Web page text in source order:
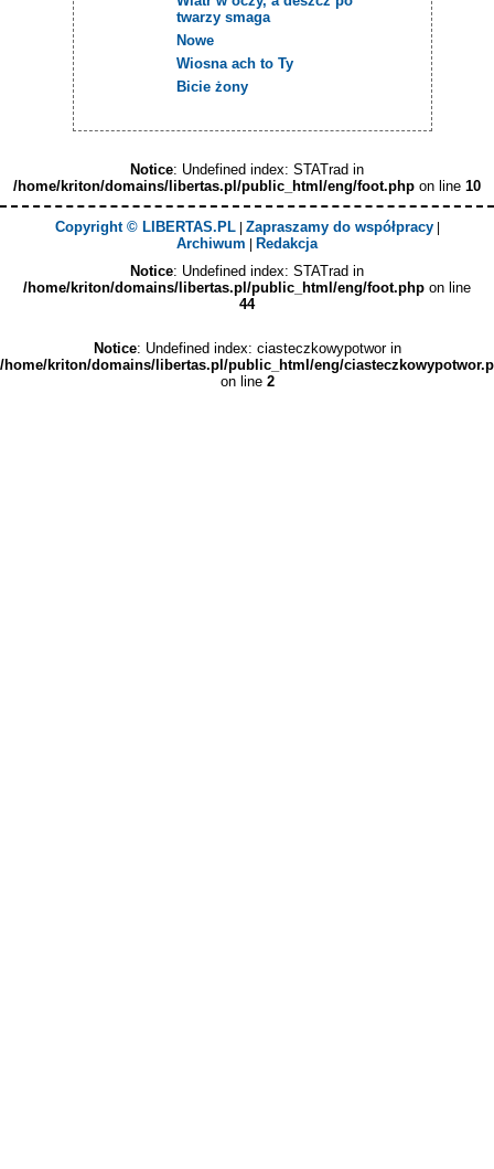
twarzy smaga
Nowe
Wiosna ach to Ty
Bicie żony
Notice: Undefined index: STATrad in
/home/kriton/domains/libertas.pl/public_html/eng/foot.php on line 10
Copyright © LIBERTAS.PL| Zapraszamy do współpracy|
Archiwum
Redakcja
Notice: Undefined index: STATrad in
/home/kriton/domains/libertas.pl/public_html/eng/foot.php on line
44
Notice: Undefined index: ciasteczkowypotwor in
/home/kriton/domains/libertas.pl/public_html/eng/
on line 2